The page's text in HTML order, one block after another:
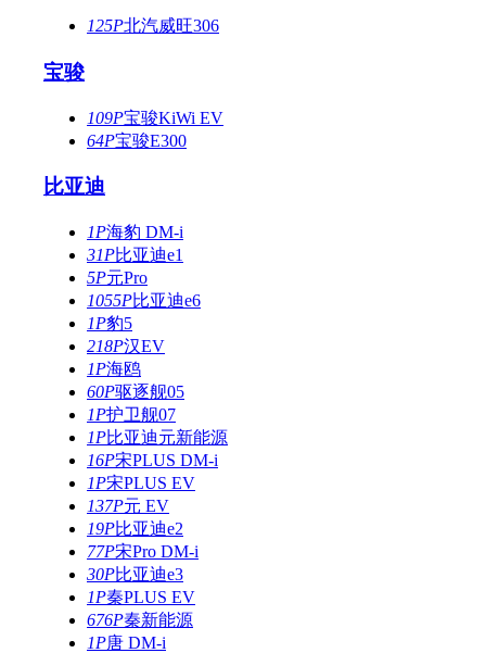
125P北汽威旺306
宝骏
109P宝骏KiWi EV
64P宝骏E300
比亚迪
1P海豹 DM-i
31P比亚迪e1
5P元Pro
1055P比亚迪e6
1P豹5
218P汉EV
1P海鸥
60P驱逐舰05
1P护卫舰07
1P比亚迪元新能源
16P宋PLUS DM-i
1P宋PLUS EV
137P元 EV
19P比亚迪e2
77P宋Pro DM-i
30P比亚迪e3
1P秦PLUS EV
676P秦新能源
1P唐 DM-i